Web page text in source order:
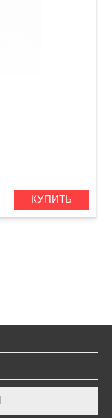
КУПИТЬ